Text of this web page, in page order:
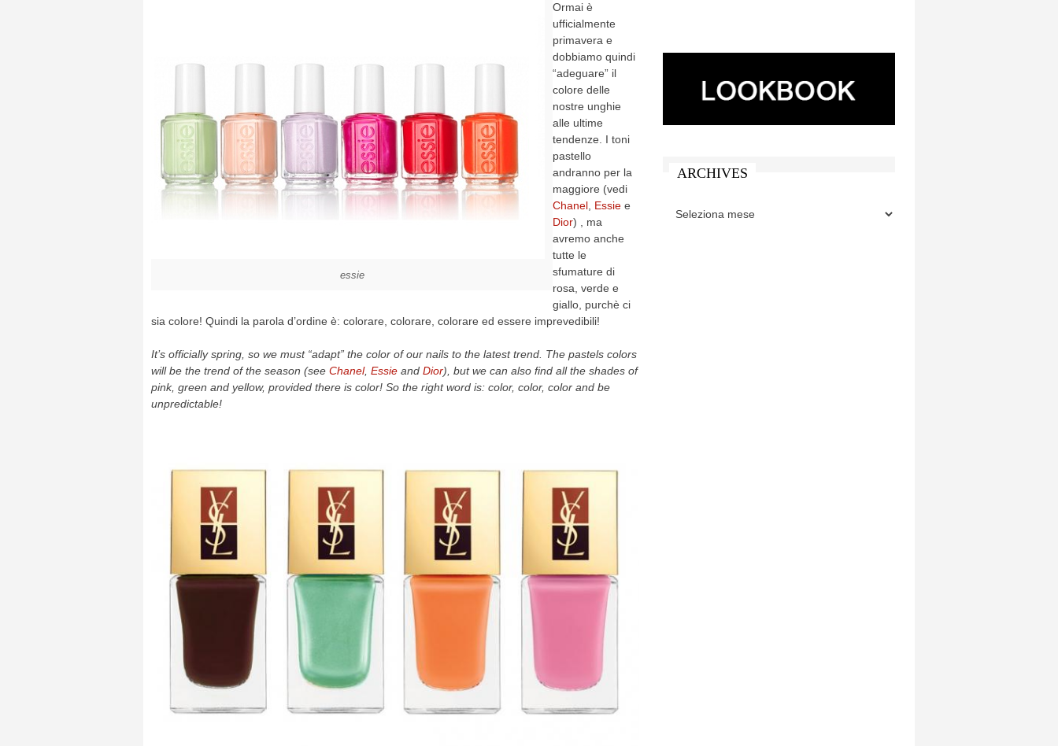
essie
Ormai è
ufficialmente
primavera e
dobbiamo quindi
“adeguare” il
colore delle
nostre unghie
alle ultime
tendenze. I toni
pastello
andranno per la
maggiore (vedi
Chanel Essie e
Dior) , ma
avremo anche
tutte le
sfumature di
rosa, verde e
giallo, purchè ci
sia colore! Quindi la parola d’ordine è: colorare, colorare, colorare ed essere imprevedibili!
It’s officially spring, so we must “adapt” the color of our nails to the latest trend. The pastels colors
will be the trend of the season (see Chanel, Essie and Dior), but we can also find all the shades of
pink, green and yellow, provided there is color! So the right word is: color, color, color and be
unpredictable!
ARCHIVES